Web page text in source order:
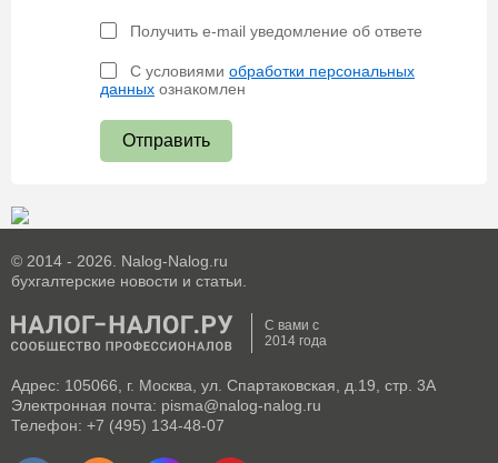
Получить e-mail уведомление об ответе
С условиями обработки персональных
данных ознакомлен
Отправить
© 2014 - 2026. Nalog-Nalog.ru
бухгалтерские новости и статьи.
С вами с
2014 года
Адрес: 105066, г. Москва, ул. Спартаковская, д.19, стр. 3А
Электронная почта: pisma@nalog-nalog.ru
Телефон: +7 (495) 134-48-07